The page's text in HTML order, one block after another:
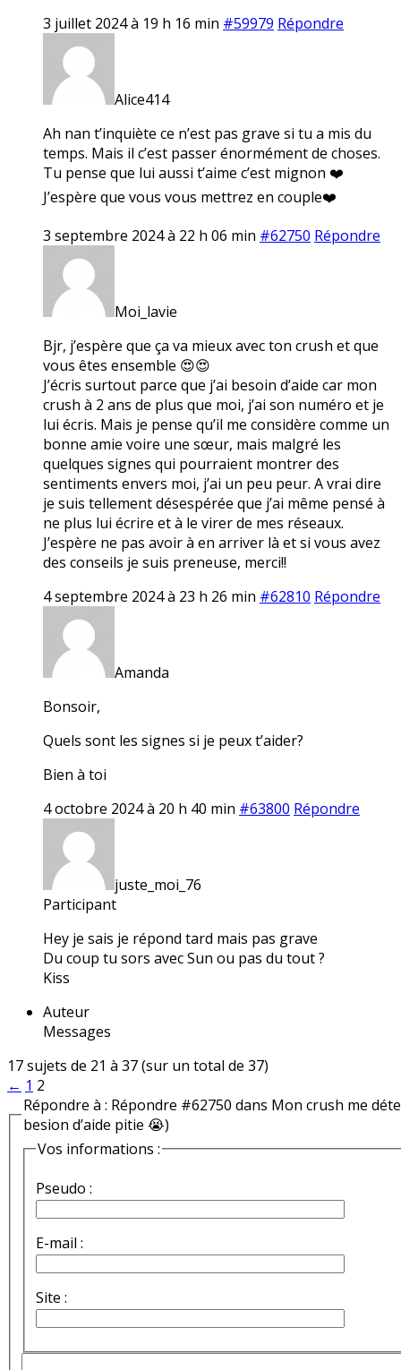
3 juillet 2024 à 19 h 16 min #59979 Répondre
Alice414
Ah nan t’inquiète ce n’est pas grave si tu a mis du
temps. Mais il c’est passer énormément de choses.
Tu pense que lui aussi t’aime c’est mignon ❤️
J’espère que vous vous mettrez en couple❤️
3 septembre 2024 à 22 h 06 min #62750 Répondre
Moi_lavie
Bjr, j’espère que ça va mieux avec ton crush et que
vous êtes ensemble 😍😍
J’écris surtout parce que j’ai besoin d’aide car mon
crush à 2 ans de plus que moi, j’ai son numéro et je
lui écris. Mais je pense qu’il me considère comme un
bonne amie voire une sœur, mais malgré les
quelques signes qui pourraient montrer des
sentiments envers moi, j’ai un peu peur. A vrai dire
je suis tellement désespérée que j’ai même pensé à
ne plus lui écrire et à le virer de mes réseaux.
J’espère ne pas avoir à en arriver là et si vous avez
des conseils je suis preneuse, merci!!
4 septembre 2024 à 23 h 26 min #62810 Répondre
Amanda
Bonsoir,
Quels sont les signes si je peux t’aider?
Bien à toi
4 octobre 2024 à 20 h 40 min #63800 Répondre
juste_moi_76
Participant
Hey je sais je répond tard mais pas grave
Du coup tu sors avec Sun ou pas du tout ?
Kiss
Auteur
Messages
17 sujets de 21 à 37 (sur un total de 37)
← 1 2
Répondre à : Répondre #62750 dans Mon crush me
besion d’aide pitie 😭)
Vos informations :
Pseudo :
E-mail :
Site :